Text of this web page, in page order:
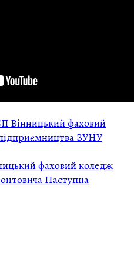
Вінницький фаховий
ЗУНУ
фаховий коледж
Наступна